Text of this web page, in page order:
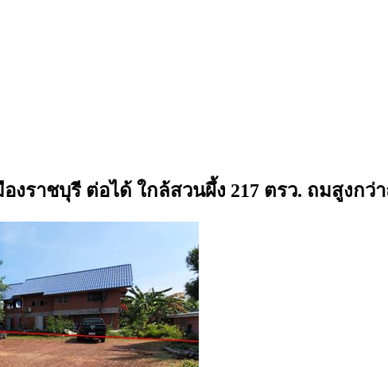
งราชบุรี ต่อได้ ใกล้สวนผึ้ง 217 ตรว. ถมสูงกว่